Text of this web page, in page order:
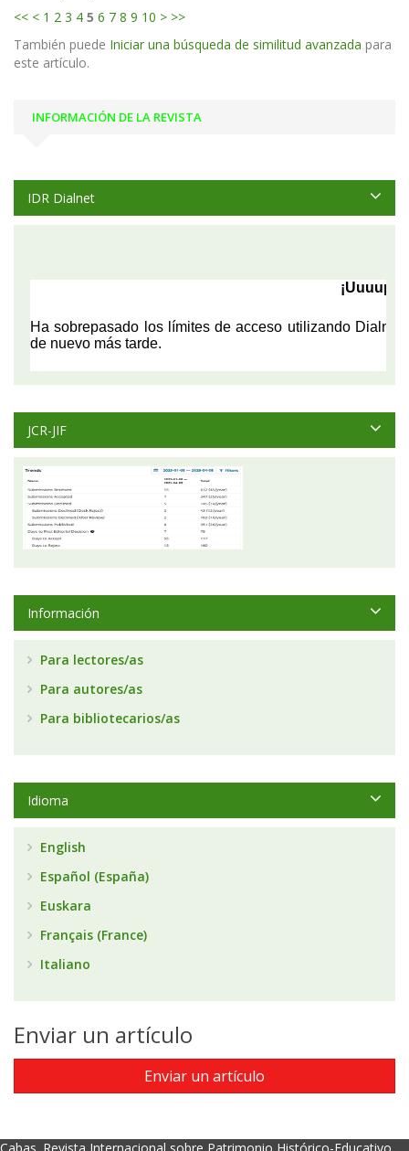
<< < 1 2 3 4 5 6 7 8 9 10 > >>
También puede Iniciar una búsqueda de similitud avanzada para
este artículo.
INFORMACIÓN DE LA REVISTA
IDR Dialnet
JCR-JIF
Información
Para lectores/as
Para autores/as
Para bibliotecarios/as
Idioma
English
Español (España)
Euskara
Français (France)
Italiano
Enviar un artículo
Enviar un artículo